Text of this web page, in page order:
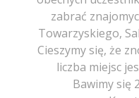
zabrać
Towarzyskiego,
Cieszymy się, że
liczba miejsc
Bawimy się